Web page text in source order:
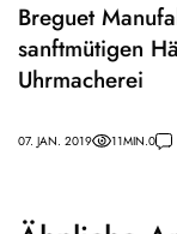
Breguet
sanftmütigen
Uhrmacherei
07. JAN. 2019 11MIN.0